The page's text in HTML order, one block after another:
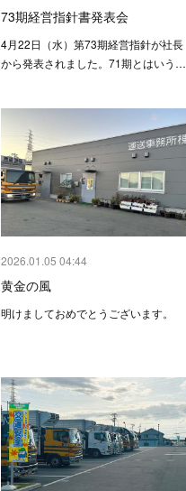
73期経営指針書発表会
4月22日（水）第73期経営指針が社長
から発表されました。71期とはいう…
2026.01.05 04:44
黄金の風
明けましておめでとうございます。